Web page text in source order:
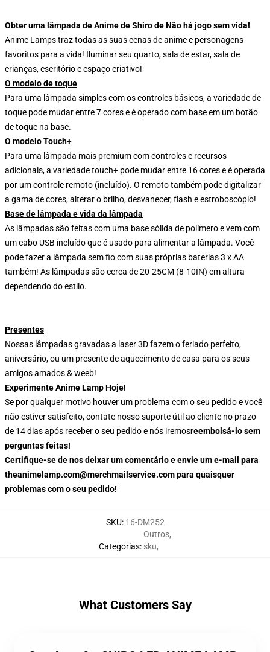
Obter uma lâmpada de Anime de Shiro de Não há jogo sem vida!
Anime Lamps traz todas as suas cenas de anime e personagens
favoritos para a vida! Iluminar seu quarto, sala de estar, sala de
crianças, escritório e espaço criativo!
O modelo de toque
Para uma lâmpada simples com os controles básicos, a variedade de
toque pode mudar entre 7 cores e é operado com base em um botão
de toque na base.
O modelo Touch+
Para uma lâmpada mais premium com controles e recursos
adicionais, a variedade touch+ pode mudar entre 16 cores e é operada
por um controle remoto (incluído). O remoto também pode digitalizar
a gama de cores, alterar o brilho, desvanecer, flash e estroboscópio!
Base de lâmpada e vida da lâmpada
As lâmpadas são feitas com uma base sólida de polímero e vem com
um cabo USB incluído que é usado para alimentar a lâmpada. Você
pode fazer a lâmpada sem fio com suas próprias baterias 3 x AA
também! As lâmpadas são cerca de 20-25CM (8-10IN) em altura
dependendo do estilo.
Presentes
Nossas lâmpadas gravadas a laser 3D fazem o feriado perfeito,
aniversário, ou um presente de aquecimento de casa para os seus
amigos amados & weeb!
Experimente Anime Lamp Hoje!
Se por qualquer motivo houver um problema com o seu pedido e você
não estiver satisfeito, contate nosso suporte útil ao cliente no prazo
de 14 dias após receber o seu pedido e nós iremosreembolsá-lo sem
perguntas feitas!
Certifique-se de nos deixar um comentário e envie um e-mail para
theanimelamp.com@merchmailservice.com para quaisquer
problemas com o seu pedido!
SKU: 16-DM252
Categorias:
Outros,
sku,
What Customers Say